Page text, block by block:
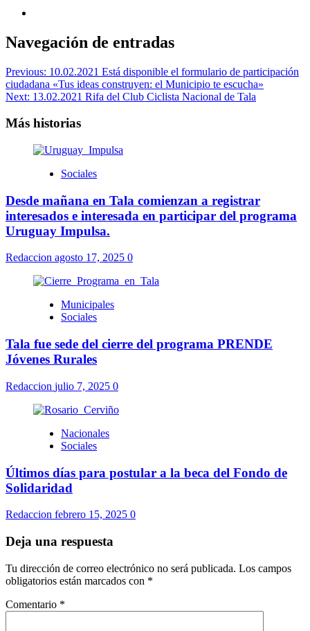
Navegación de entradas
Previous: 10.02.2021 Está disponible el formulario de participación
ciudadana «Tus ideas construyen: el Municipio te escucha»
Next: 13.02.2021 Rifa del Club Ciclista Nacional de Tala
Más historias
Sociales
Desde mañana en Tala comienzan a registrar
interesados e interesada en participar del programa
Uruguay Impulsa.
Redaccion agosto 17, 2025 0
Municipales
Sociales
Tala fue sede del cierre del programa PRENDE
Jóvenes Rurales
Redaccion julio 7, 2025 0
Nacionales
Sociales
Últimos días para postular a la beca del Fondo de
Solidaridad
Redaccion febrero 15, 2025 0
Deja una respuesta
Tu dirección de correo electrónico no será publicada. Los campos
obligatorios están marcados con *
Comentario *